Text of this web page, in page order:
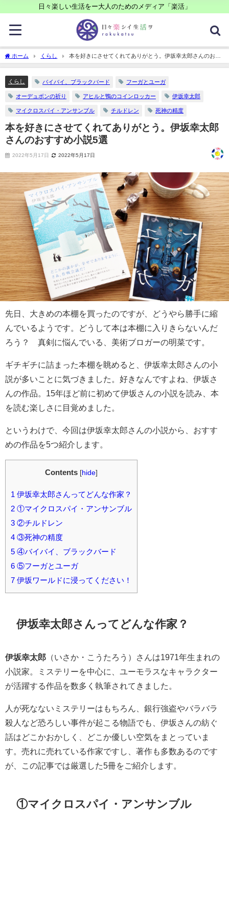
日々楽しい生活をー大人のためのメディア「楽活」
ホーム くらし
本を好きにさせてくれてありがとう。伊坂幸太郎さんのおす
すめ小説5選
くらし バイバイ、ブラックバード フーガとユーガ
オーデュボンの祈り アヒルと鴨のコインロッカー 伊坂幸太郎
マイクロスパイ・アンサンブル チルドレン 死神の精度
本を好きにさせてくれてありがとう。伊坂幸太郎
さんのおすすめ小説5選
2022年5月17日 2022年5月17日
先日、大きめの本棚を買ったのですが、どうやら勝手に縮
んでいるようです。どうして本は本棚に入りきらないんだ
ろう？ 真剣に悩んでいる、美術ブロガーの明菜です。
ギチギチに詰まった本棚を眺めると、伊坂幸太郎さんの小
説が多いことに気づきました。好きなんですよね、伊坂さ
んの作品。15年ほど前に初めて伊坂さんの小説を読み、本
を読む楽しさに目覚めました。
というわけで、今回は伊坂幸太郎さんの小説から、おすす
めの作品を5つ紹介します。
Contents [hide]
1 伊坂幸太郎さんってどんな作家？
2 ①マイクロスパイ・アンサンブル
3 ②チルドレン
4 ③死神の精度
5 ④バイバイ、ブラックバード
6 ⑤フーガとユーガ
7 伊坂ワールドに浸ってください！
伊坂幸太郎さんってどんな作家？
伊坂幸太郎 （いさか・こうたろう）さんは1971年生まれの
小説家。ミステリーを中心に、ユーモラスなキャラクター
が活躍する作品を数多く執筆されてきました。
人が死なないミステリーはもちろん、銀行強盗やバラバラ
殺人など恐ろしい事件が起こる物語でも、伊坂さんの紡ぐ
話はどこかおかしく、どこか優しい空気をまとっていま
す。売れに売れている作家ですし、著作も多数あるのです
が、この記事では厳選した5冊をご紹介します。
①マイクロスパイ・アンサンブル